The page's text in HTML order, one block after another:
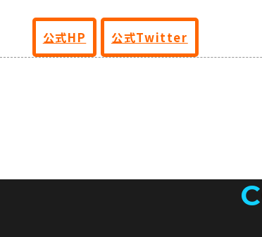
公式HP 公式Twitter